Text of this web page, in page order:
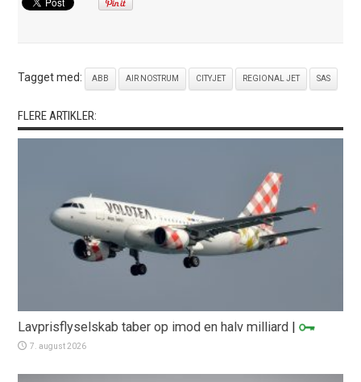
Tagget med: ABB AIR NOSTRUM CITYJET REGIONAL JET SAS
FLERE ARTIKLER:
Lavprisflyselskab taber op imod en halv milliard |
7. august 2026